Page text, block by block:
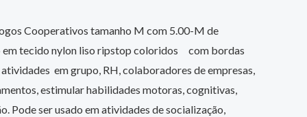
Cooperativos tamanho M com 5.00-M de
em tecido nylon liso ripstop coloridos com bordas
em grupo, RH, colaboradores de empresas,
estimular habilidades motoras, cognitivas,
Pode ser usado em atividades de socialização,